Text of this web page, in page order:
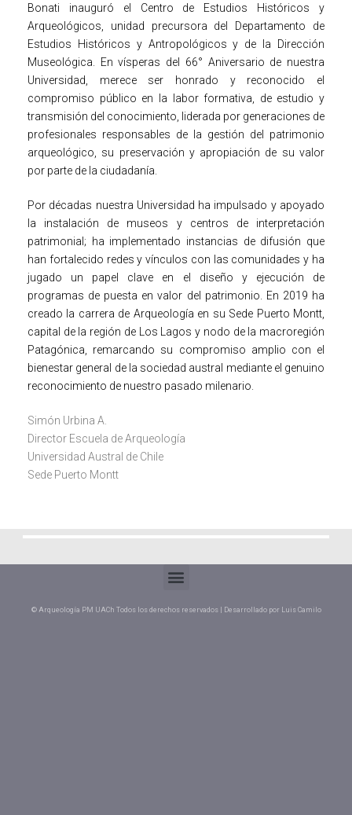
Bonati inauguró el Centro de Estudios Históricos y
Arqueológicos, unidad precursora del Departamento de
Estudios Históricos y Antropológicos y de la Dirección
Museológica. En vísperas del 66° Aniversario de nuestra
Universidad, merece ser honrado y reconocido el
compromiso público en la labor formativa, de estudio y
transmisión del conocimiento, liderada por generaciones de
profesionales responsables de la gestión del patrimonio
arqueológico, su preservación y apropiación de su valor
por parte de la ciudadanía.
Por décadas nuestra Universidad ha impulsado y apoyado
la instalación de museos y centros de interpretación
patrimonial; ha implementado instancias de difusión que
han fortalecido redes y vínculos con las comunidades y ha
jugado un papel clave en el diseño y ejecución de
programas de puesta en valor del patrimonio. En 2019 ha
creado la carrera de Arqueología en su Sede Puerto Montt,
capital de la región de Los Lagos y nodo de la macroregión
Patagónica, remarcando su compromiso amplio con el
bienestar general de la sociedad austral mediante el genuino
reconocimiento de nuestro pasado milenario.
Simón Urbina A.
Director Escuela de Arqueología
Universidad Austral de Chile
Sede Puerto Montt
© Arqueología PM UACh Todos los derechos reservados | Desarrollado por Luis Camilo